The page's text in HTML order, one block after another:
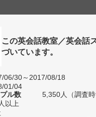
この英会話教室／英会話
づいています。
06/30～2017/08/18
01/04
ル数
5,350人（調査
以上